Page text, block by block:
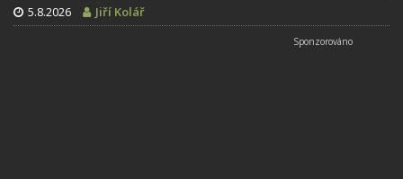
5.8.2026 Jiří Kolář